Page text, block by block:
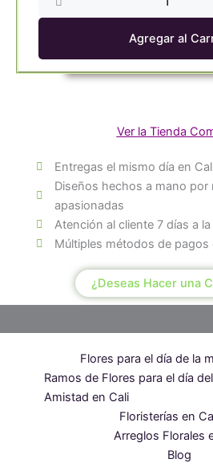
Phalaenopsis
Varas
cantidad
Agregar al
Ver la Tienda
Entregas el mismo día en
Diseños hechos a mano por
apasionadas
Atención al cliente 7 días a
Múltiples métodos de pagos
¿Deseas Hacer una
Flores para el día de la
Ramos de Flores para el día
Amistad en Cali
Floristerías en
Arreglos Florales
Blog